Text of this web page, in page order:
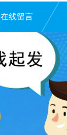
在线留言